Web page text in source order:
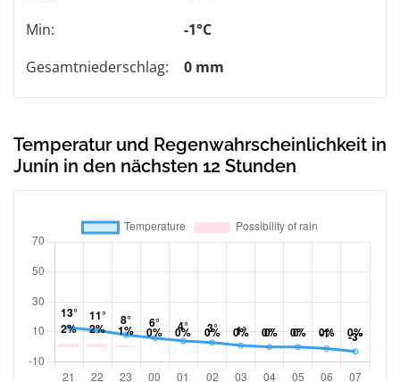
Min:
-1°C
Gesamtniederschlag:
0 mm
Temperatur und Regenwahrscheinlichkeit in
Junín in den nächsten 12 Stunden